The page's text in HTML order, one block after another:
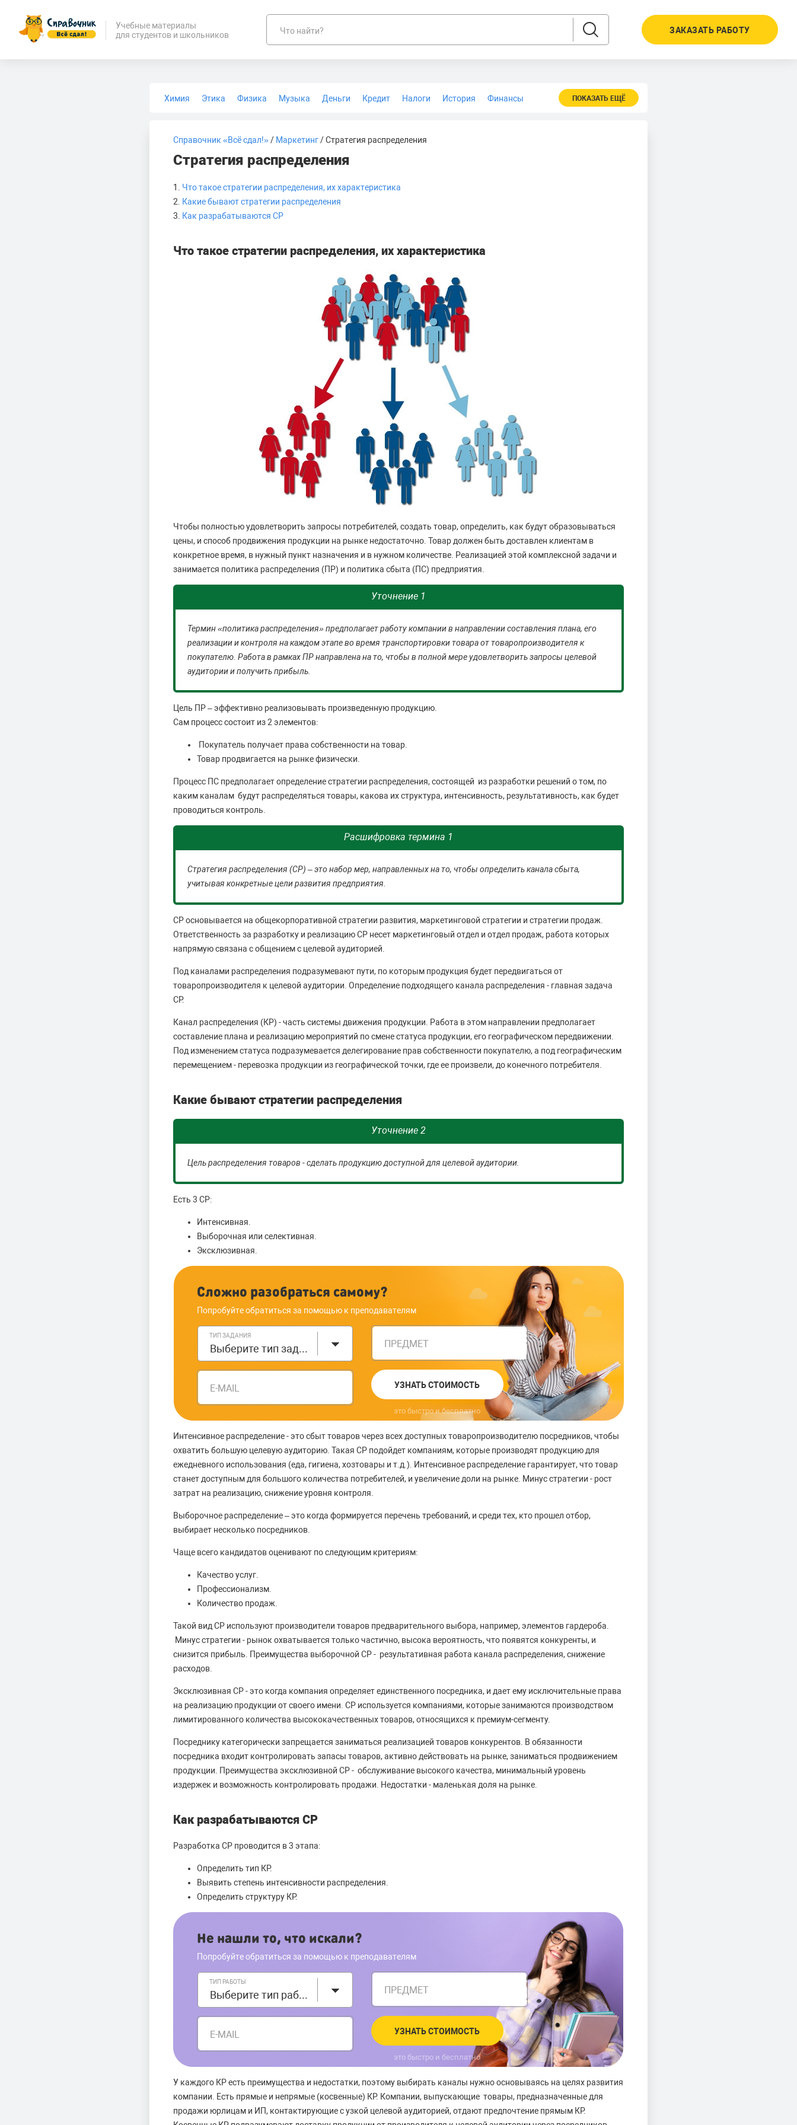
Учебные материалы
для студентов и школьников
Что найти? ЗАКАЗАТЬ РАБОТУ
Химия Этика Физика Музыка Деньги Кредит Налоги История
Финансы
ПОКАЗАТЬ ЕЩЁ
Справочник «Всё сдал!»/ Маркетинг/ Стратегия распределения
Стратегия распределения
1. Что такое стратегии распределения, их характеристика
2.
Какие бывают стратегии распределения
3.
Как разрабатываются СР
Что такое стратегии распределения, их характеристика
Чтобы полностью удовлетворить запросы потребителей, создать товар, определить, как будут образовываться
цены, и способ продвижения продукции на рынке недостаточно. Товар должен быть доставлен клиентам в
конкретное время, в нужный пункт назначения и в нужном количестве. Реализацией этой комплексной задачи и
занимается политика распределения (ПР) и политика сбыта (ПС) предприятия.
Уточнение 1
Термин «политика распределения» предполагает работу компании в направлении составления плана, его
реализации и контроля на каждом этапе во время транспортировки товара от товаропроизводителя к
покупателю. Работа в рамках ПР направлена на то, чтобы в полной мере удовлетворить запросы целевой
аудитории и получить прибыль.
Цель ПР – эффективно реализовывать произведенную продукцию.
Сам процесс состоит из 2 элементов:
Покупатель получает права собственности на товар.
Товар продвигается на рынке физически.
Процесс ПС предполагает определение стратегии распределения, состоящей из разработки решений о том, по
каким каналам будут распределяться товары, какова их структура, интенсивность, результативность, как будет
проводиться контроль.
Расшифровка термина 1
Стратегия распределения (СР) – это набор мер, направленных на то, чтобы определить канала сбыта,
учитывая конкретные цели развития предприятия.
СР основывается на общекорпоративной стратегии развития, маркетинговой стратегии и стратегии продаж.
Ответственность за разработку и реализацию СР несет маркетинговый отдел и отдел продаж, работа которых
напрямую связана с общением с целевой аудиторией.
Под каналами распределения подразумевают пути, по которым продукция будет передвигаться от
товаропроизводителя к целевой аудитории. Определение подходящего канала распределения - главная задача
СР.
Канал распределения (КР) - часть системы движения продукции. Работа в этом направлении предполагает
составление плана и реализацию мероприятий по смене статуса продукции, его географическом передвижении.
Под изменением статуса подразумевается делегирование прав собственности покупателю, а под географическим
перемещением - перевозка продукции из географической точки, где ее произвели, до конечного потребителя.
Какие бывают стратегии распределения
Уточнение 2
Цель распределения товаров - сделать продукцию доступной для целевой аудитории.
Есть 3 СР:
Интенсивная.
Выборочная или селективная.
Эксклюзивная.
Сложно разобраться самому?
Попробуйте обратиться за помощью к преподавателям
ТИП ЗАДАНИЯ
Выберите тип задания ПРЕДМЕТ
E-MAIL УЗНАТЬ СТОИМОСТЬ
это быстро и бесплатно
Интенсивное распределение - это сбыт товаров через всех доступных товаропроизводителю посредников, чтобы
охватить большую целевую аудиторию. Такая СР подойдет компаниям, которые производят продукцию для
ежедневного использования (еда, гигиена, хозтовары и т.д.). Интенсивное распределение гарантирует, что товар
станет доступным для большого количества потребителей, и увеличение доли на рынке. Минус стратегии - рост
затрат на реализацию, снижение уровня контроля.
Выборочное распределение – это когда формируется перечень требований, и среди тех, кто прошел отбор,
выбирает несколько посредников.
Чаще всего кандидатов оценивают по следующим критериям:
Качество услуг.
Профессионализм.
Количество продаж.
Такой вид СР используют производители товаров предварительного выбора, например, элементов гардероба.
Минус стратегии - рынок охватывается только частично, высока вероятность, что появятся конкуренты, и
снизится прибыль. Преимущества выборочной СР - результативная работа канала распределения, снижение
расходов.
Эксклюзивная СР - это когда компания определяет единственного посредника, и дает ему исключительные права
на реализацию продукции от своего имени. СР используется компаниями, которые занимаются производством
лимитированного количества высококачественных товаров, относящихся к премиум-сегменту.
Посреднику категорически запрещается заниматься реализацией товаров конкурентов. В обязанности
посредника входит контролировать запасы товаров, активно действовать на рынке, заниматься продвижением
продукции. Преимущества эксклюзивной СР - обслуживание высокого качества, минимальный уровень
издержек и возможность контролировать продажи. Недостатки - маленькая доля на рынке.
Как разрабатываются СР
Разработка СР проводится в 3 этапа:
Определить тип КР.
Выявить степень интенсивности распределения.
Определить структуру КР.
Не нашли то, что искали?
Попробуйте обратиться за помощью к преподавателям
ТИП РАБОТЫ
Выберите тип работы ПРЕДМЕТ
E-MAIL УЗНАТЬ СТОИМОСТЬ
это быстро и бесплатно
У каждого КР есть преимущества и недостатки, поэтому выбирать каналы нужно основываясь на целях развития
компании. Есть прямые и непрямые (косвенные) КР. Компании, выпускающие товары, предназначенные для
продажи юрлицам и ИП, контактирующие с узкой целевой аудиторией, отдают предпочтение прямым КР.